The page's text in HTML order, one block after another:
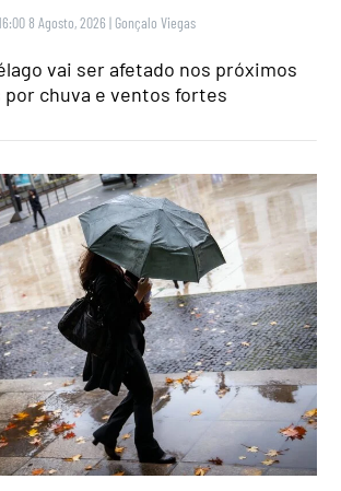
8 Agosto, 2026 | Gonçalo Viegas
vai ser afetado nos próximos
por chuva e ventos fortes